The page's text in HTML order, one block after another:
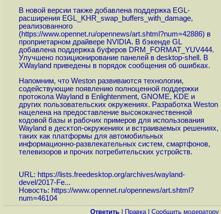
В новой версии также добавлена поддержка EGL-
расширения EGL_KHR_swap_buffers_with_damage,
реализованного
(https://www.opennet.ru/opennews/art.shtml?num=42886) в
проприетарном драйвере NVIDIA. В бэкенде GL
добавлена поддержка буферов DRM_FORMAT_YUV444.
Улучшено позиционирование панелей в desktop-shell. В
XWayland приведены в порядок сообщения об ошибках.
Напомним, что Weston развиваются технологии,
содействующие появлению полноценной поддержки
протокола Wayland в Enlightenment, GNOME, KDE и
других пользовательских окружениях. Разработка Weston
нацелена на предоставление высококачественной
кодовой базы и рабочих примеров для использования
Wayland в десктоп-окружениях и встраиваемых решениях,
таких как платформы для автомобильных
информационно-развлекательных систем, смартфонов,
телевизоров и прочих потребительских устройств.
URL: https://lists.freedesktop.org/archives/wayland-
devel/2017-Fe...
Новость: https://www.opennet.ru/opennews/art.shtml?
num=46104
Ответить Правка| Cообщить модератору